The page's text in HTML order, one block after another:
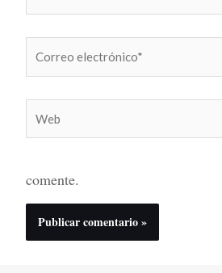
electrónico*
comente.